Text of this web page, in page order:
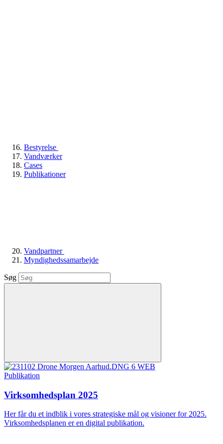
Bestyrelse
Vandværker
Cases
Publikationer
Vandpartner
Myndighedssamarbejde
Søg
Publikation
Virksomhedsplan 2025
Her får du et indblik i vores strategiske mål og visioner for 2025.
Virksomhedsplanen er en digital publikation.